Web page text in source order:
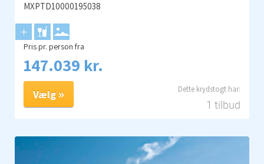
MXPTD10000195038
Pris pr. person fra
147.039 kr.
1 tilbud
Vælg